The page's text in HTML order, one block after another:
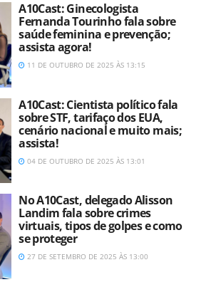
A10Cast: Ginecologista
Fernanda Tourinho fala sobre
saúde feminina e prevenção;
assista agora!
11 DE OUTUBRO DE 2025 ÀS 13:15
A10Cast: Cientista político fala
sobre STF, tarifaço dos EUA,
cenário nacional e muito mais;
assista!
04 DE OUTUBRO DE 2025 ÀS 13:01
No A10Cast, delegado Alisson
Landim fala sobre crimes
virtuais, tipos de golpes e como
se proteger
27 DE SETEMBRO DE 2025 ÀS 13:00